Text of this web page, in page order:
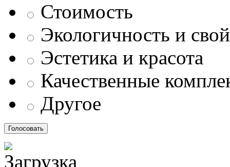
Стоимость
Экологичность и
Эстетика и красота
Качественные
Другое